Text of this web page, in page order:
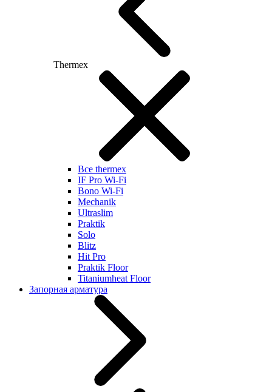
Thermex
Все thermex
IF Pro Wi-Fi
Bono Wi-Fi
Mechanik
Ultraslim
Praktik
Solo
Blitz
Hit Pro
Praktik Floor
Titaniumheat Floor
Запорная арматура